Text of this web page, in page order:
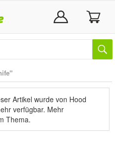
Artikel wurde von Hood
verfügbar. Mehr
Thema.